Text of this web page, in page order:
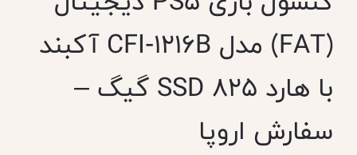
(FAT) مدل CFI‑1216B آکبند
با هارد SSD 825 گیگ –
سفارش اروپا